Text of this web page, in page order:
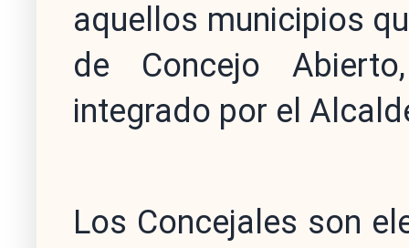
aquellos municipios
de Concejo
integrado por el
Los Concejales son